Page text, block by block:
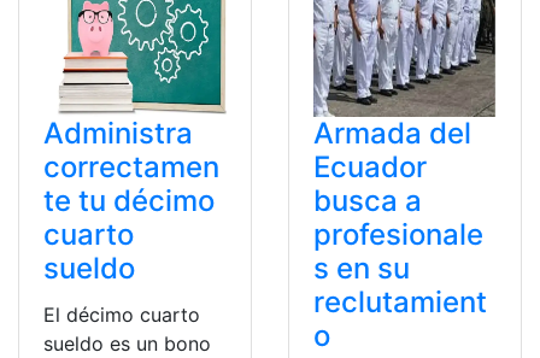
Administra
correctamen
te tu décimo
cuarto
sueldo
El décimo cuarto
sueldo es un bono
Armada del
Ecuador
busca a
profesionale
s en su
reclutamient
o